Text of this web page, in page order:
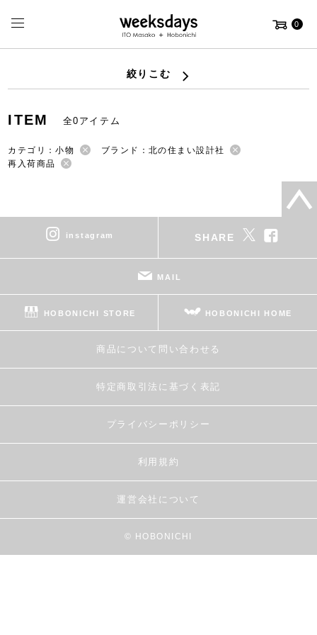
0
絞りこむ
ITEM 全0アイテム
カテゴリ：小物
ブランド：北の住まい設計社
再入荷商品
instagram SHARE
MAIL
HOBONICHI STORE HOBONICHI HOME
商品について問い合わせる
特定商取引法に基づく表記
プライバシーポリシー
利用規約
運営会社について
© HOBONICHI